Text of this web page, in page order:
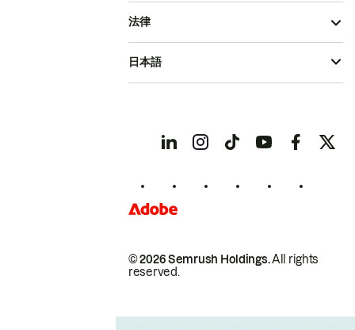
© 2026 Semrush Holdings.All rights
reserved.
法律
日本語